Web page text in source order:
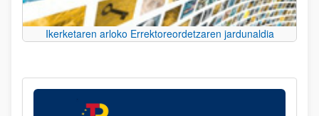
Ikerketaren arloko Errektoreordetzaren jardunaldia